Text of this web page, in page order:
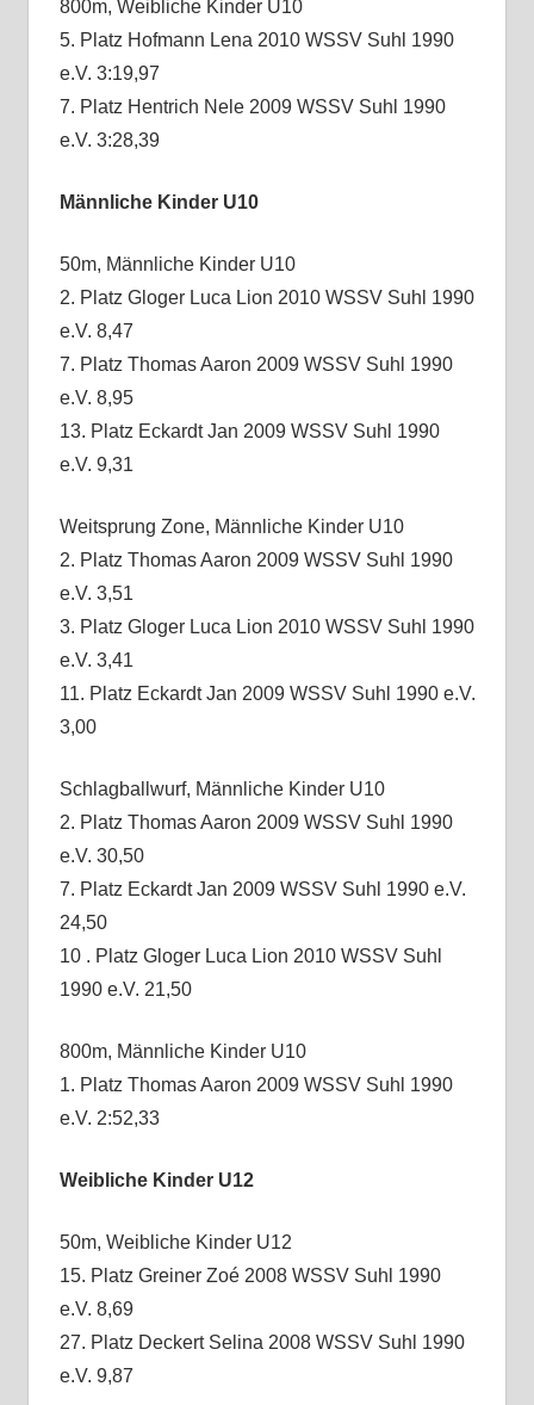
800m, Weibliche Kinder U10
5. Platz Hofmann Lena 2010 WSSV Suhl 1990
e.V. 3:19,97
7. Platz Hentrich Nele 2009 WSSV Suhl 1990
e.V. 3:28,39
Männliche Kinder U10
50m, Männliche Kinder U10
2. Platz Gloger Luca Lion 2010 WSSV Suhl 1990
e.V. 8,47
7. Platz Thomas Aaron 2009 WSSV Suhl 1990
e.V. 8,95
13. Platz Eckardt Jan 2009 WSSV Suhl 1990
e.V. 9,31
Weitsprung Zone, Männliche Kinder U10
2. Platz Thomas Aaron 2009 WSSV Suhl 1990
e.V. 3,51
3. Platz Gloger Luca Lion 2010 WSSV Suhl 1990
e.V. 3,41
11. Platz Eckardt Jan 2009 WSSV Suhl 1990 e.V.
3,00
Schlagballwurf, Männliche Kinder U10
2. Platz Thomas Aaron 2009 WSSV Suhl 1990
e.V. 30,50
7. Platz Eckardt Jan 2009 WSSV Suhl 1990 e.V.
24,50
10 . Platz Gloger Luca Lion 2010 WSSV Suhl
1990 e.V. 21,50
800m, Männliche Kinder U10
1. Platz Thomas Aaron 2009 WSSV Suhl 1990
e.V. 2:52,33
Weibliche Kinder U12
50m, Weibliche Kinder U12
15. Platz Greiner Zoé 2008 WSSV Suhl 1990
e.V. 8,69
27. Platz Deckert Selina 2008 WSSV Suhl 1990
e.V. 9,87